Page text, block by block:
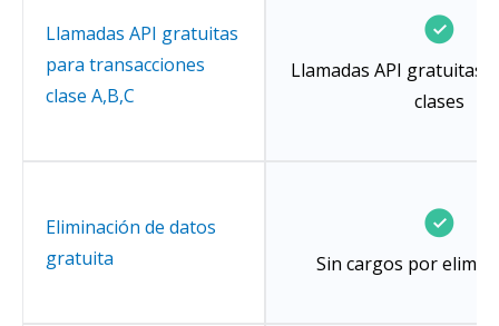
Llamadas API gratuitas
para transacciones
clase A,B,C
Llamadas API gratuitas
clases
Eliminación de datos
gratuita
Sin cargos por